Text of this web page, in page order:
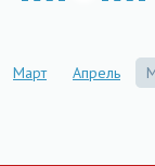
Март Апрель